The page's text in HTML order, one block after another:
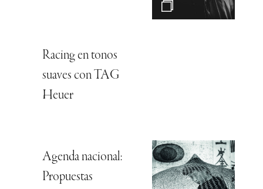
Racing en tonos
suaves con TAG
Heuer
Agenda nacional:
Propuestas